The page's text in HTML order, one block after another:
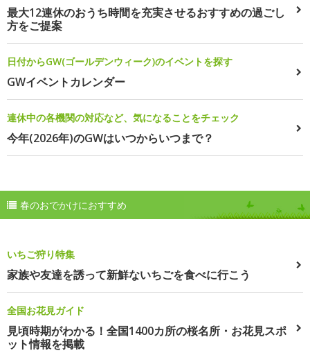
最大12連休のおうち時間を充実させるおすすめの過ごし
方をご提案
日付からGW(ゴールデンウィーク)のイベントを探す
GWイベントカレンダー
連休中の各機関の対応など、気になることをチェック
今年(2026年)のGWはいつからいつまで？
春のおでかけにおすすめ
いちご狩り特集
家族や友達を誘って新鮮ないちごを食べに行こう
全国お花見ガイド
見頃時期がわかる！全国1400カ所の桜名所・お花見スポ
ット情報を掲載